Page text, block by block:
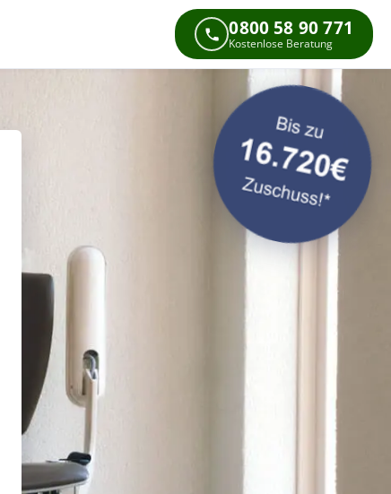
0800 58 90 771
Kostenlose Beratung